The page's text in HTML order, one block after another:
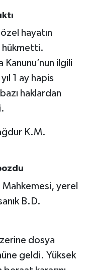
hayatın
hükmetti.
Kanunu’nun ilgili
1 ay hapis
haklardan
K.M.
yerel
B.D.
dosya
geldi. Yüksek